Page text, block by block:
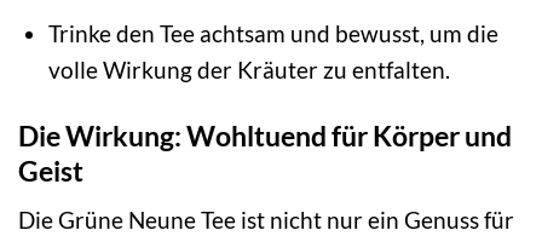
Trinke den Tee achtsam und bewusst, um die
volle Wirkung der Kräuter zu entfalten.
Die Wirkung: Wohltuend für Körper und
Geist
Die Grüne Neune Tee ist nicht nur ein Genuss für